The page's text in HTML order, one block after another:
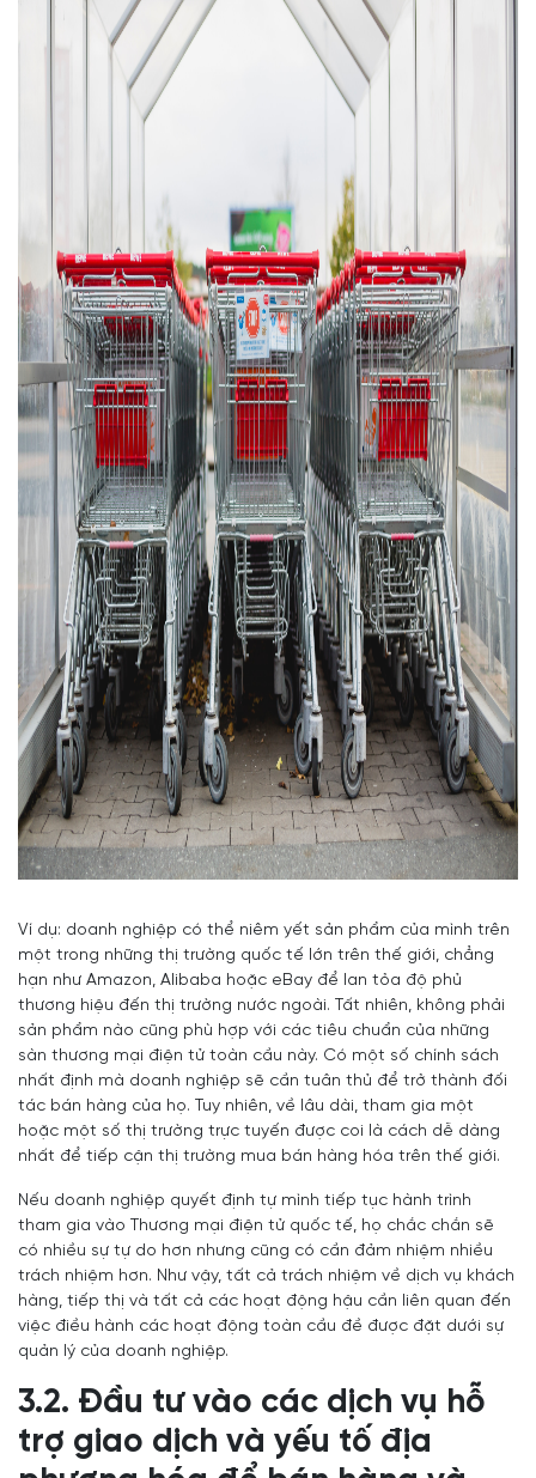
Ví dụ: doanh nghiệp có thể niêm yết sản phẩm của mình trên
một trong những thị trường quốc tế lớn trên thế giới, chẳng
hạn như Amazon, Alibaba hoặc eBay để lan tỏa độ phủ
thương hiệu đến thị trường nước ngoài. Tất nhiên, không phải
sản phẩm nào cũng phù hợp với các tiêu chuẩn của những
sàn thương mại điện tử toàn cầu này. Có một số chính sách
nhất định mà doanh nghiệp sẽ cần tuân thủ để trở thành đối
tác bán hàng của họ. Tuy nhiên, về lâu dài, tham gia một
hoặc một số thị trường trực tuyến được coi là cách dễ dàng
nhất để tiếp cận thị trường mua bán hàng hóa trên thế giới.
Nếu doanh nghiệp quyết định tự mình tiếp tục hành trình
tham gia vào Thương mại điện tử quốc tế, họ chắc chắn sẽ
có nhiều sự tự do hơn nhưng cũng có cần đảm nhiệm nhiều
trách nhiệm hơn. Như vậy, tất cả trách nhiệm về dịch vụ khách
hàng, tiếp thị và tất cả các hoạt động hậu cần liên quan đến
việc điều hành các hoạt động toàn cầu đề được đặt dưới sự
quản lý của doanh nghiệp.
3.2. Đầu tư vào các dịch vụ hỗ
trợ giao dịch và yếu tố địa